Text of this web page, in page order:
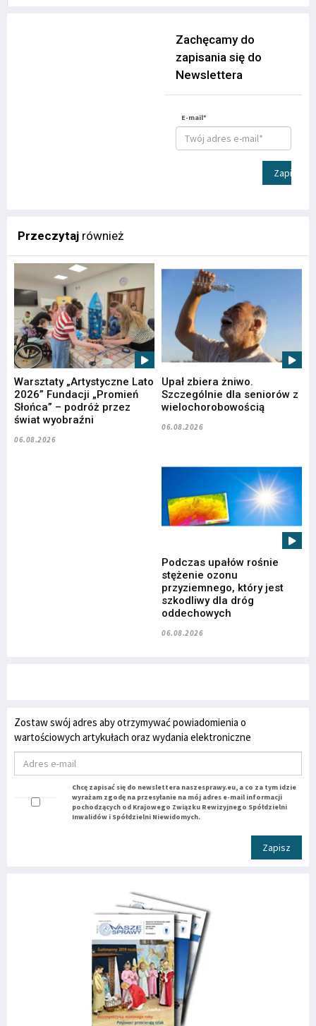
Zachęcamy do
zapisania się do
Newslettera
E-mail*
Zapisz
Przeczytaj również
Warsztaty „Artystyczne Lato
2026” Fundacji „Promień
Słońca” – podróż przez
świat wyobraźni
06.08.2026
Upał zbiera żniwo.
Szczególnie dla seniorów z
wielochorobowością
06.08.2026
Podczas upałów rośnie
stężenie ozonu
przyziemnego, który jest
szkodliwy dla dróg
oddechowych
06.08.2026
Zostaw swój adres aby otrzymywać powiadomienia o
wartościowych artykułach oraz wydania elektroniczne
Chcę zapisać się do newslettera naszesprawy.eu, a co za tym idzie
wyrażam zgodę na przesyłanie na mój adres e-mail informacji
pochodzących od Krajowego Związku Rewizyjnego Spółdzielni
Inwalidów i Spółdzielni Niewidomych.
Zapisz